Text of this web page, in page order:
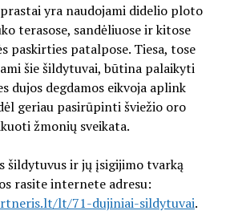
yra naudojami didelio ploto
terasose, sandėliuose ir kitose
paskirties patalpose. Tiesa, tose
šie šildytuvai, būtina palaikyti
dujos degdamos eikvoja aplink
geriau pasirūpinti šviežio oro
žmonių sveikata.
šildytuvus ir jų įsigijimo tvarką
rasite internete adresu:
lt/71-dujiniai-sildytuvai.